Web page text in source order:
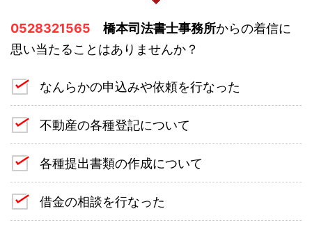
0528321565 橋本司法書士事務所からの着信に
思い当たることはありませんか？
なんらかの申込みや依頼を行なった
不動産の各種登記について
各種提出書類の作成について
借金の相談を行なった